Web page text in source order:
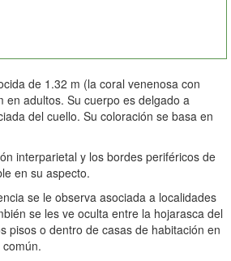
de 1.32 m (la coral venenosa con
en adultos. Su cuerpo es delgado a
del cuello. Su coloración se basa en
interparietal y los bordes periféricos de
en su aspecto.
se le observa asociada a localidades
se les ve oculta entre la hojarasca del
pisos o dentro de casas de habitación en